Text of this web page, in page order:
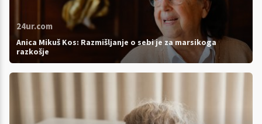
24ur.com
Anica Mikuš Kos: Razmišljanje o sebi je za marsikoga
razkošje